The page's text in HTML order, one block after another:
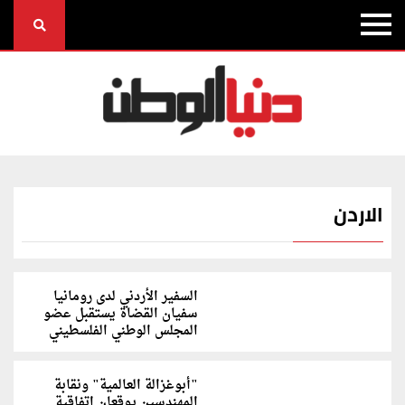
الاردن
السفير الأردني لدى رومانيا
سفيان القضاة يستقبل عضو
المجلس الوطني الفلسطيني
"أبوغزالة العالمية" ونقابة